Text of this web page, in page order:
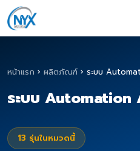
หน้าแรก › ผลิตภัณฑ์ › ระบบ
ระบบ
13 รุ่นในหมวดนี้